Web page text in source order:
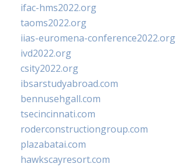
ifac-hms2022.org
taoms2022.org
iias-euromena-conference2022.org
ivd2022.org
csity2022.org
ibsarstudyabroad.com
bennusehgall.com
tsecincinnati.com
roderconstructiongroup.com
plazabatai.com
hawkscayresort.com